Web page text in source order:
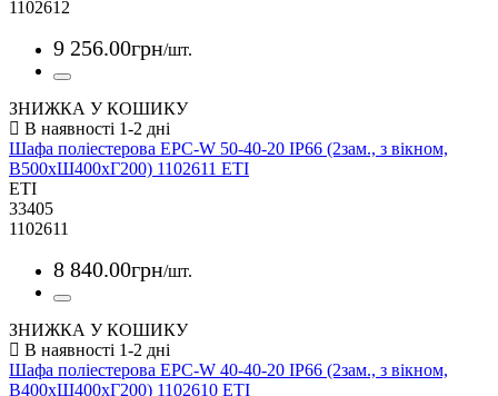
1102612
9 256.00грн/шт.
ЗНИЖКА У КОШИКУ
Шафа поліестерова EPC-W 50-40-20 IP66 (2зам., з вікном,
В500xШ400xГ200) 1102611 ETI
ETI
33405
1102611
8 840.00грн/шт.
ЗНИЖКА У КОШИКУ
Шафа поліестерова EPC-W 40-40-20 IP66 (2зам., з вікном,
В400xШ400xГ200) 1102610 ETI